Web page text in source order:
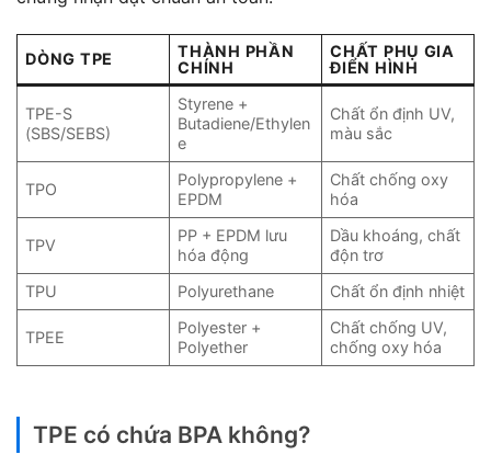
DÒNG TPE
THÀNH PHẦN
CHÍNH
CHẤT PHỤ GIA
ĐIỂN HÌNH
TPE-S
(SBS/SEBS)
Styrene +
Butadiene/Ethylen
e
Chất ổn định UV,
màu sắc
TPO
Polypropylene +
EPDM
Chất chống oxy
hóa
TPV
PP + EPDM lưu
hóa động
Dầu khoáng, chất
độn trơ
TPU
Polyurethane Chất ổn định nhiệt
TPEE
Polyester +
Polyether
Chất chống UV,
chống oxy hóa
TPE có chứa BPA không?